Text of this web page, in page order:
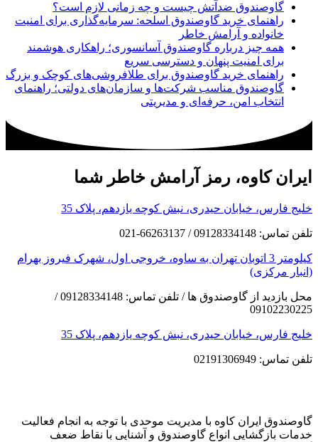
گاوصندوق ضدآتش چیست و چه زمانی لازم است؟
راهنمای خرید گاوصندوق اسلحه: سرمایه‌گذاری برای امنیت
خانواده و آرامش خاطر
همه چیز درباره گاوصندوق آسانسوری؛ راهکاری هوشمند
برای امنیت پنهان و دسترسی سریع
راهنمای خرید گاوصندوق برای طلافروشی‌های کوچک و بزرگ
گاوصندوق مناسب شرکت‌ها و سازمان‌های دولتی؛ راهنمای
انتخاب امن، حرفه‌ای و مدیریتی
ایران کاوه، رمز آرامش خاطر شما
خلیج فارس، خیابان حیدری، نبش کوچه یازدهم، پلاک 35
تلفن تماس: 09128334148 / 66263137-021
کیلومتر 3 اتوبان تهران به ساوه، خروجی اول، شهرک فیروز بهرام
(انبار مرکزی)
محل بازدید از گاوصندوق ها / تلفن تماس: 09128334148 /
09102230225
خلیج فارس، خیابان حیدری، نبش کوچه یازدهم، پلاک 35
تلفن تماس: 02191306949
گاوصندوق ایران کاوه با مدیریت موحدی با توجه به انجام فعالیت
خدمات بازگشایی انواع گاوصندوق و آشنایی با نقاط ضعف